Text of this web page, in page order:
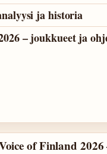
ja historia
– joukkueet ja